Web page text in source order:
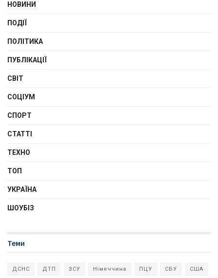
НОВИНИ
ПОДІЇ
ПОЛІТИКА
ПУБЛІКАЦІЇ
СВІТ
СОЦІУМ
СПОРТ
СТАТТІ
ТЕХНО
ТОП
УКРАЇНА
ШОУБІЗ
Теми
ДСНС ДТП ЗСУ Німеччина ПЦУ СБУ США